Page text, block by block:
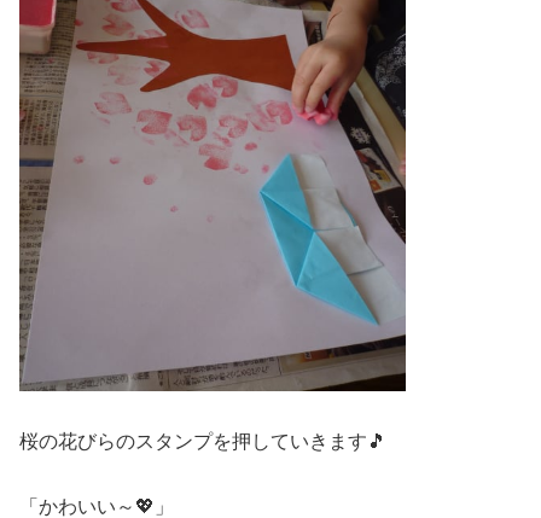
桜の花びらのスタンプを押していきます🎵
「かわいい～💖」